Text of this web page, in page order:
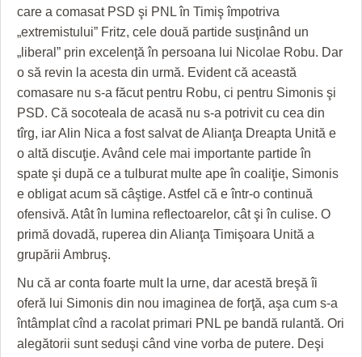
LICEE, ŞCOLI ŞI GRĂDINIŢE DIN TIMIŞ
PRIMĂRIILE DIN TIMIŞ
SFATUL MEDICULUI
SFATURI JURIDICE
care a comasat PSD şi PNL în Timiş împotriva
„extremistului” Fritz, cele două partide susţinând un
„liberal” prin excelenţă în persoana lui Nicolae Robu. Dar
o să revin la acesta din urmă. Evident că această
comasare nu s-a făcut pentru Robu, ci pentru Simonis şi
PSD. Că socoteala de acasă nu s-a potrivit cu cea din
tîrg, iar Alin Nica a fost salvat de Alianţa Dreapta Unită e
o altă discuţie. Având cele mai importante partide în
spate şi după ce a tulburat multe ape în coaliţie, Simonis
e obligat acum să câştige. Astfel că e într-o continuă
ofensivă. Atât în lumina reflectoarelor, cât şi în culise. O
primă dovadă, ruperea din Alianţa Timişoara Unită a
grupării Ambruş.
Nu că ar conta foarte mult la urne, dar acestă breşă îi
oferă lui Simonis din nou imaginea de forţă, aşa cum s-a
întâmplat cînd a racolat primari PNL pe bandă rulantă. Ori
alegătorii sunt seduşi când vine vorba de putere. Deşi